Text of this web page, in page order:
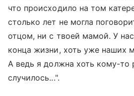
что происходило на том
столько лет не могла
отцом, ни с твоей мамой. У
конца жизни, хоть уже наших
А ведь я должна хоть кому-то
случилось...".